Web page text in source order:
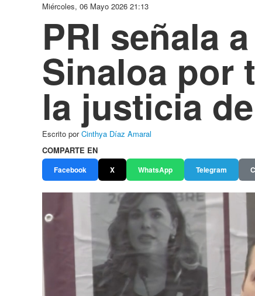
Miércoles, 06 Mayo 2026 21:13
PRI señala
Sinaloa por
la justicia
Escrito porCinthya Díaz Amaral
COMPARTE EN
Facebook X WhatsApp Telegram